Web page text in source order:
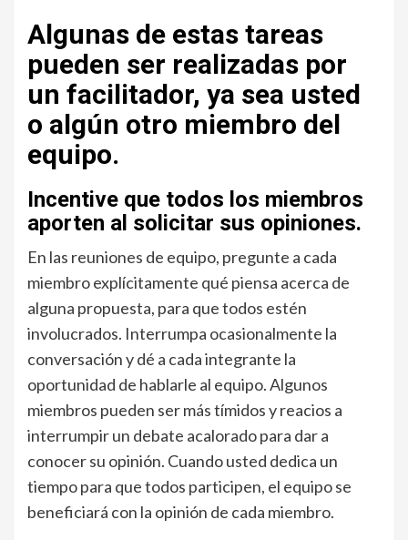
Algunas de estas tareas
pueden ser realizadas por
un facilitador, ya sea usted
o algún otro miembro del
equipo.
Incentive que todos los miembros
aporten al solicitar sus opiniones.
En las reuniones de equipo, pregunte a cada
miembro explícitamente qué piensa acerca de
alguna propuesta, para que todos estén
involucrados. Interrumpa ocasionalmente la
conversación y dé a cada integrante la
oportunidad de hablarle al equipo. Algunos
miembros pueden ser más tímidos y reacios a
interrumpir un debate acalorado para dar a
conocer su opinión. Cuando usted dedica un
tiempo para que todos participen, el equipo se
beneficiará con la opinión de cada miembro.